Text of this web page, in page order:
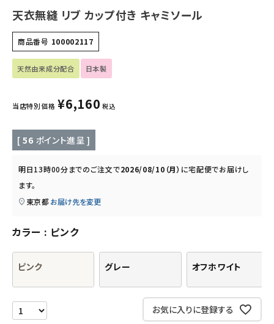
キッズ・ベビー・マタニティ
キッチン用品
定期購入
オリジナルブランド
ナチュラムーン
エコリュクス
エコメイト
ナチュラプラス
天衣無縫 リブ カップ付き キャミソール
商品番号 100002117
天然由来成分配合 日本製
当店特別価格 ¥6,160 税込
[ 56 ポイント進呈 ]
明日13時00分までのご注文で2026/08/10（月） に宅配便でお届けし
ます。
東京都 お届け先を変更
カラー ピンク
ピンク グレー オフホワイト
お気に入りに登録する